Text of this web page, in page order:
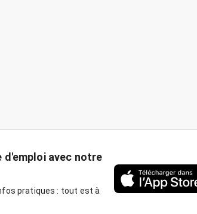
avec notre
pratiques : tout est à